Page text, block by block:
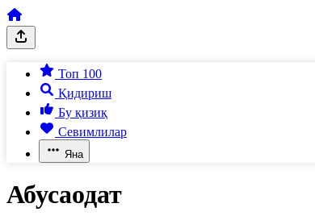
Топ 100
Қидириш
Бу қизиқ
Севимлилар
Яна
Абусаодат